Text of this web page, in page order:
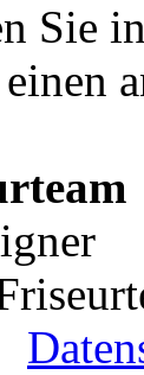
Sie